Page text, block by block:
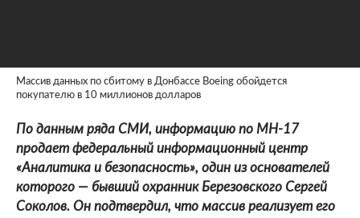
Массив данных по сбитому в Донбассе Boeing обойдется
покупателю в 10 миллионов долларов
По данным ряда СМИ, информацию по MH-17
продает федеральный информационный центр
«Аналитика и безопасность», один из основателей
которого — бывший охранник Березовского Сергей
Соколов. Он подтвердил, что массив реализует его